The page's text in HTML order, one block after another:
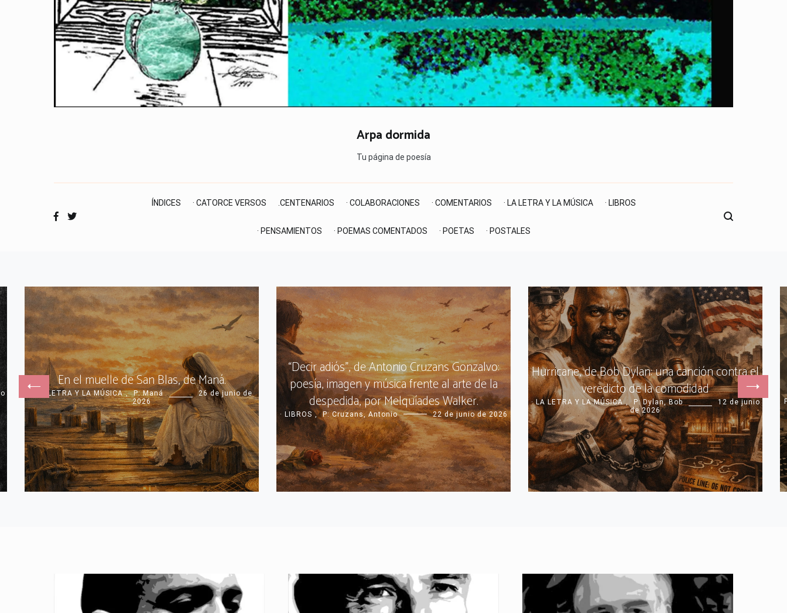
Arpa dormida
Tu página de poesía
ÍNDICES · CATORCE VERSOS .CENTENARIOS · COLABORACIONES · COMENTARIOS · LA LETRA Y LA MÚSICA · LIBROS
· PENSAMIENTOS · POEMAS COMENTADOS · POETAS · POSTALES
En el muelle de San Blas, de Maná.
· LA LETRA Y LA MÚSICA , P: Maná
26 de junio de
2026
“Decir adiós”, de Antonio Cruzans Gonzalvo:
poesía, imagen y música frente al arte de la
despedida, por Melquíades Walker.
· LIBROS , P: Cruzans, Antonio 22 de junio de 2026
Hurricane, de Bob Dylan: una canción contra el
veredicto de la comodidad
· LA LETRA Y LA MÚSICA , P: Dylan, Bob
12 de junio
de 2026